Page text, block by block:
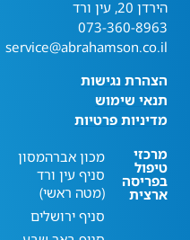
הירדן 20, עין ורד
073-360-8963
service@abrahamson.co.il
הצהרת נגישות
תנאי שימוש
מדיניות פרטיות
מרכזי
טיפול
בפריסה
ארצית
מכון אברהמסון
סניף עין ורד
(מטה ראשי)
סניף ירושלים